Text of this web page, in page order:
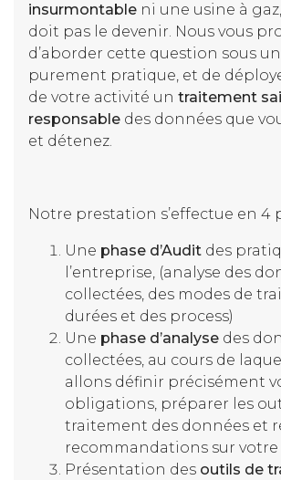
insurmontable ni une usine à
doit pas le devenir. Nous vous
d’aborder cette question sous
purement pratique, et de
de votre activité un traitement
responsable des données que
et détenez.
Notre prestation s’effectue en 4
Une phase d’Audit des
l’entreprise, (analyse des
collectées, des modes de
durées et des process)
Une phase d’analyse des
collectées, au cours de
allons définir précisément
obligations, préparer les
traitement des données et
recommandations sur
Présentation des outils de